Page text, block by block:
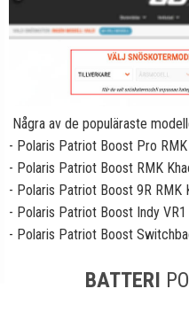
Några av de populäraste
- Polaris Patriot Boost Pro
- Polaris Patriot Boost RMK
- Polaris Patriot Boost 9R RMK
- Polaris Patriot Boost Indy VR1
- Polaris Patriot Boost
BATTERI